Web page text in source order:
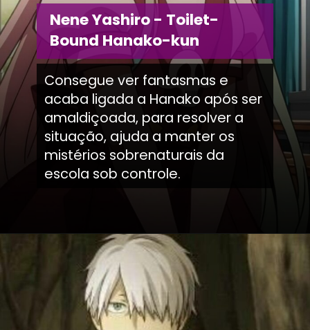
Consegue ver fantasmas e
acaba ligada a Hanako após ser
amaldiçoada, para resolver a
situação, ajuda a manter os
mistérios sobrenaturais da
escola sob controle.
Nene Yashiro - Toilet-
Bound Hanako-kun